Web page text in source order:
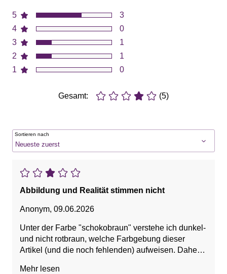
5
4
3
2
1
3
0
1
1
0
Gesamt: (5)
Sortieren nach
Abbildung und Realität stimmen nicht
Anonym, 09.06.2026
Unter der Farbe "schokobraun" verstehe ich dunkel-
und nicht rotbraun, welche Farbgebung dieser
Artikel (und die noch fehlenden) aufweisen. Daher
Mehr lesen